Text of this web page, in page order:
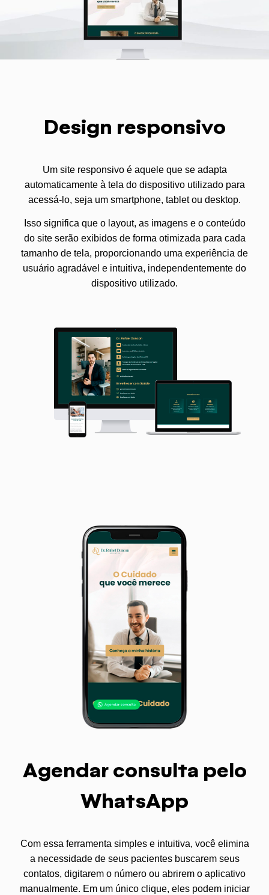
Design responsivo
Um site responsivo é aquele que se adapta
automaticamente à tela do dispositivo utilizado para
acessá-lo, seja um smartphone, tablet ou desktop.
Isso significa que o layout, as imagens e o conteúdo
do site serão exibidos de forma otimizada para cada
tamanho de tela, proporcionando uma experiência de
usuário agradável e intuitiva, independentemente do
dispositivo utilizado.
Agendar consulta pelo
WhatsApp
Com essa ferramenta simples e intuitiva, você elimina
a necessidade de seus pacientes buscarem seus
contatos, digitarem o número ou abrirem o aplicativo
manualmente. Em um único clique, eles podem iniciar